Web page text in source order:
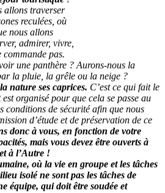
allons traverser
reculées, où
nous allons
admirer, vivre,
commande pas.
une panthère ? Aurons-nous la
la pluie, la grêle ou la neige ?
nature ses caprices. C’est ce qui fait le
organisé pour que cela se passe au
conditions de sécurité afin que nous
d’étude et de préservation de ce
donc à vous, en fonction de votre
mais vous devez être ouverts à
à l’Autre !
où la vie en groupe et les tâches
isolé ne sont pas les tâches de
équipe, qui doit être soudée et